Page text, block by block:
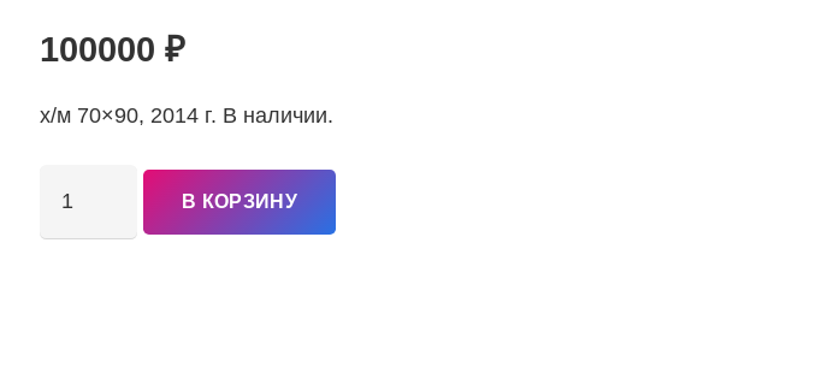
100000 ₽
х/м 70×90, 2014 г. В наличии.
Количество
товара
В КОРЗИНУ